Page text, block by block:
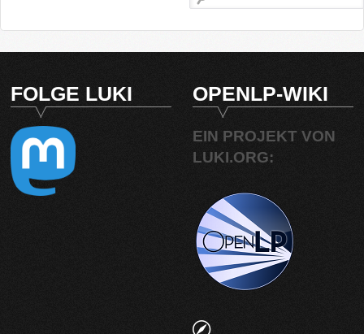
FOLGE LUKI OPENLP-WIKI
EIN PROJEKT VON
LUKI.ORG: